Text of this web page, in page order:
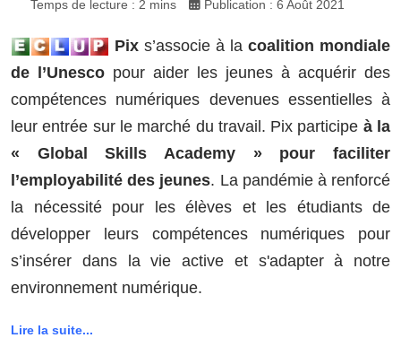
Temps de lecture : 2 mins Publication : 6 Août 2021
Pix s’associe à la coalition mondiale
de l’Unesco pour aider les jeunes à acquérir des
compétences numériques devenues essentielles à
leur entrée sur le marché du travail. Pix participe à la
« Global Skills Academy » pour faciliter
l’employabilité des jeunes. La pandémie à renforcé
la nécessité pour les élèves et les étudiants de
développer leurs compétences numériques pour
s’insérer dans la vie active et s'adapter à notre
environnement numérique.
Lire la suite...